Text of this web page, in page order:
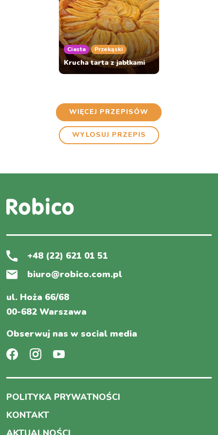
Ciasta Przekąski
Krucha tarta z jabłkami
WIĘCEJ PRZEPISÓW
WYLOSUJ PRZEPIS
+48 (22) 621 01 51
biuro@robico.com.pl
ul. Hoża 66/68
00-682 Warszawa
Obserwuj nas w social media
POLITYKA PRYWATNOŚCI
KONTAKT